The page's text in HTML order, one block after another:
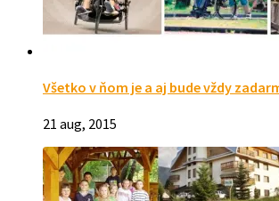
Všetko v ňom je a aj bude vždy
21 aug, 2015